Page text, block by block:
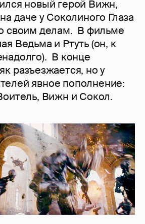
новый герой Вижн,
даче у Соколиного Глаза
своим делам. В фильме
Ведьма и Ртуть (он, к
В конце
разъезжается, но у
явное пополнение:
Вижн и Сокол.